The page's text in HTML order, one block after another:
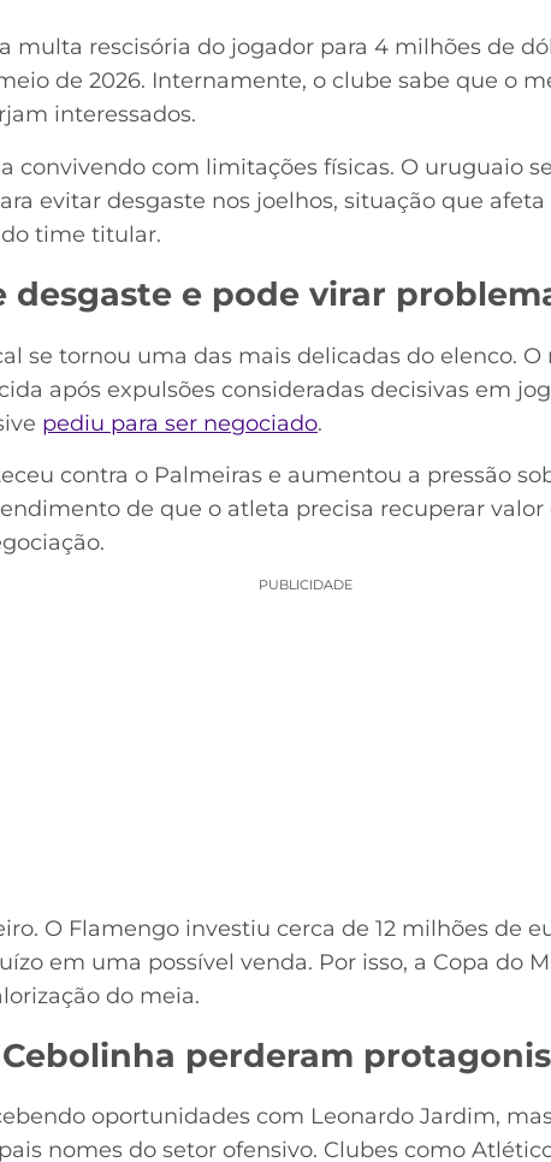
multa rescisória do jogador para 4 milhões de
de 2026. Internamente, o clube sabe que o
interessados.
convivendo com limitações físicas. O uruguaio
evitar desgaste nos joelhos, situação que
time titular.
desgaste e pode virar
se tornou uma das mais delicadas do elenco.
após expulsões consideradas decisivas em
pediu para ser negociado.
contra o Palmeiras e aumentou a pressão
de que o atleta precisa recuperar
PUBLICIDADE
O Flamengo investiu cerca de 12 milhões de
em uma possível venda. Por isso, a Copa do
do meia.
perderam
oportunidades com Leonardo Jardim,
nomes do setor ofensivo. Clubes como